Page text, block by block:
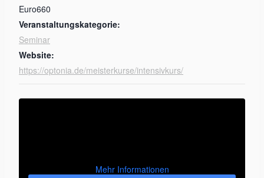
Euro660
Veranstaltungskategorie:
Seminar
Website:
https://optonia.de/meisterkurse/intensivkurs/
Mehr Informationen